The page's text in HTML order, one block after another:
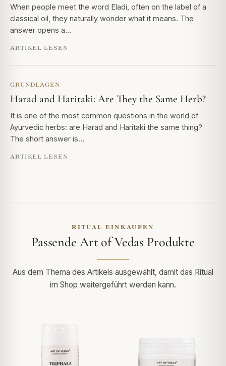
When people meet the word Eladi, often on the label of a
classical oil, they naturally wonder what it means. The
answer opens a…
ARTIKEL LESEN
GRUNDLAGEN
Harad and Haritaki: Are They the Same Herb?
It is one of the most common questions in the world of
Ayurvedic herbs: are Harad and Haritaki the same thing?
The short answer is…
ARTIKEL LESEN
RITUAL EINKAUFEN
Passende Art of Vedas Produkte
Aus dem Thema des Artikels ausgewählt, damit das Ritual
im Shop weitergeführt werden kann.